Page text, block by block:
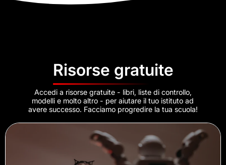
Risorse gratuite
Accedi a risorse gratuite - libri, liste di controllo,
modelli e molto altro - per aiutare il tuo istituto ad
avere successo. Facciamo progredire la tua scuola!